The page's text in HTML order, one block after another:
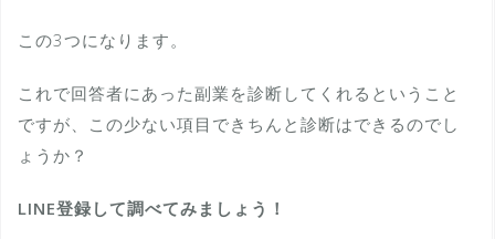
この3つになります。
これで回答者にあった副業を診断してくれるということ
ですが、この少ない項目できちんと診断はできるのでし
ょうか？
LINE登録して調べてみましょう！